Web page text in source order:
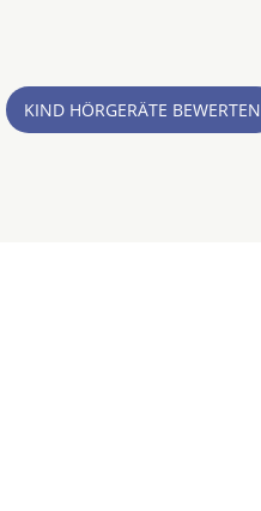
KIND HÖRGERÄTE BEWERTEN